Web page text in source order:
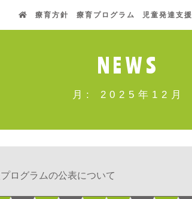
療育方針 療育プログラム 児童発達支援
NEWS
月: 2025年12月
ログラムの公表について